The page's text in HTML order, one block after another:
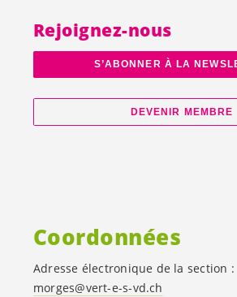
Rejoignez-nous
S’ABONNER À LA
DEVENIR MEMBRE
Coordonnées
Adresse électronique de la section :
morges@vert-e-s-vd.ch